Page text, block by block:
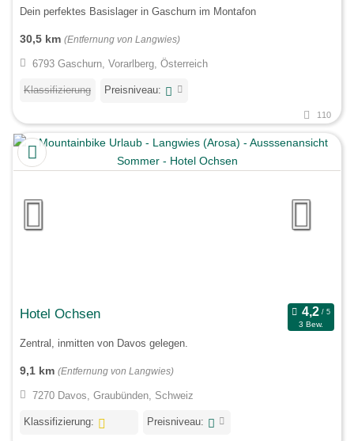
Dein perfektes Basislager in Gaschurn im Montafon
30,5 km (Entfernung von Langwies)
6793 Gaschurn, Vorarlberg, Österreich
Klassifizierung Preisniveau:
110
Hotel Ochsen
3 Bew.
Zentral, inmitten von Davos gelegen.
9,1 km (Entfernung von Langwies)
7270 Davos, Graubünden, Schweiz
Klassifizierung: Preisniveau: